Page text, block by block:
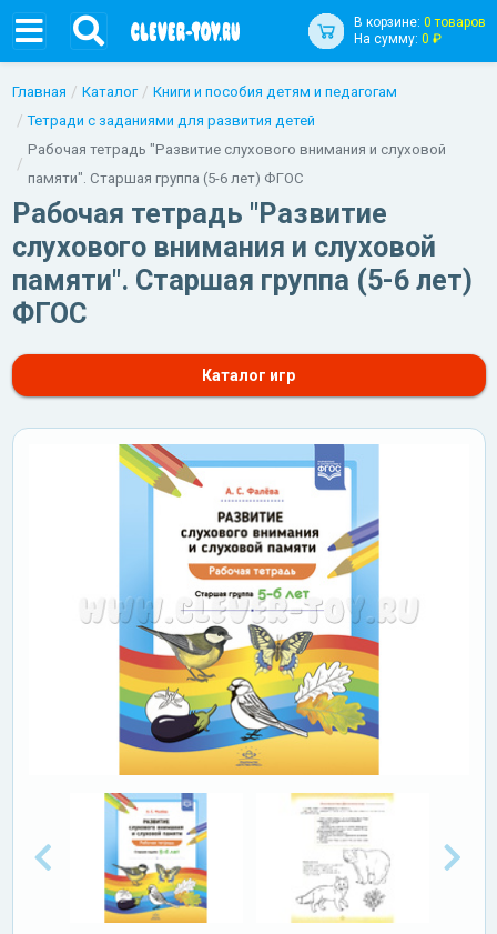
В корзине: 0 товаров
На сумму: 0 ₽
Главная Каталог
Книги и пособия детям и педагогам
Тетради с заданиями для развития детей
Рабочая тетрадь "Развитие слухового внимания и слуховой
памяти". Старшая группа (5-6 лет) ФГОС
Рабочая тетрадь "Развитие
слухового внимания и слуховой
памяти". Старшая группа (5-6 лет)
ФГОС
Каталог игр